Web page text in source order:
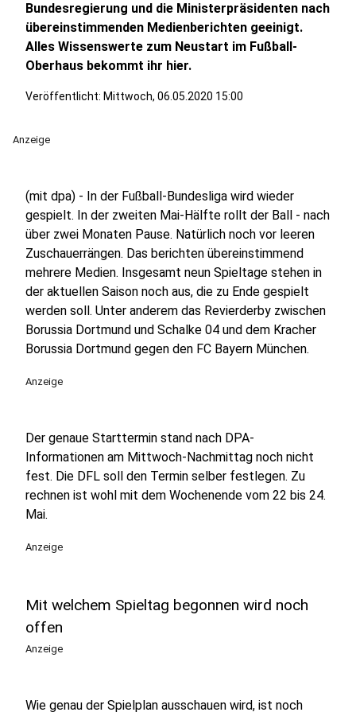
Bundesregierung und die Ministerpräsidenten nach
übereinstimmenden Medienberichten geeinigt.
Alles Wissenswerte zum Neustart im Fußball-
Oberhaus bekommt ihr hier.
Veröffentlicht: Mittwoch, 06.05.2020 15:00
Anzeige
(mit dpa) - In der Fußball-Bundesliga wird wieder
gespielt. In der zweiten Mai-Hälfte rollt der Ball - nach
über zwei Monaten Pause. Natürlich noch vor leeren
Zuschauerrängen. Das berichten übereinstimmend
mehrere Medien. Insgesamt neun Spieltage stehen in
der aktuellen Saison noch aus, die zu Ende gespielt
werden soll. Unter anderem das Revierderby zwischen
Borussia Dortmund und Schalke 04 und dem Kracher
Borussia Dortmund gegen den FC Bayern München.
Anzeige
Der genaue Starttermin stand nach DPA-
Informationen am Mittwoch-Nachmittag noch nicht
fest. Die DFL soll den Termin selber festlegen. Zu
rechnen ist wohl mit dem Wochenende vom 22 bis 24.
Mai.
Anzeige
Mit welchem Spieltag begonnen wird noch
offen
Anzeige
Wie genau der Spielplan ausschauen wird, ist noch